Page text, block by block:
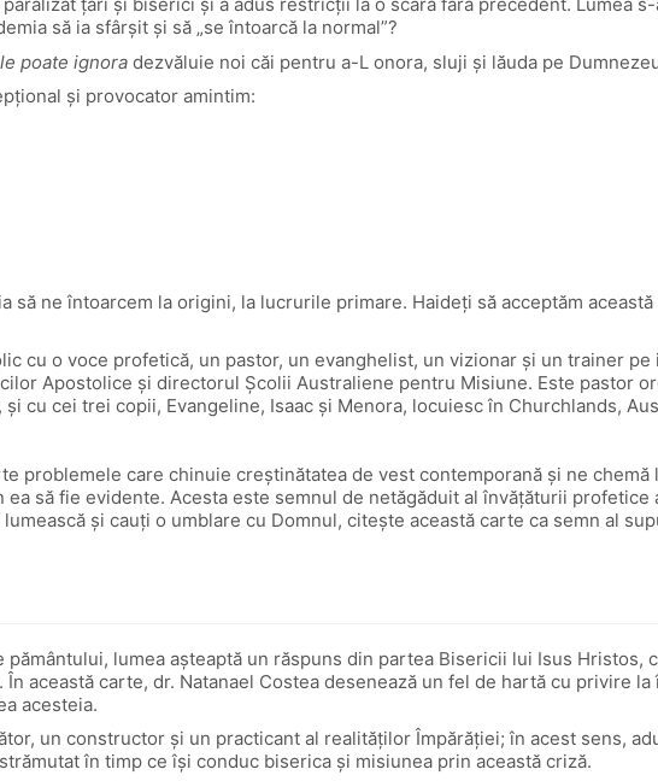
ţări şi biserici şi a adus restricţii la o scară fără precedent. Lumea
să ia sfârşit şi să „se întoarcă la normal”?
poate ignora dezvăluie noi căi pentru a-L onora, sluji şi lăuda pe
şi provocator amintim:
să ne întoarcem la origini, la lucrurile primare. Haideţi să acceptăm
cu o voce profetică, un pastor, un evanghelist, un vizionar şi un trainer
Apostolice şi directorul Şcolii Australiene pentru Misiune. Este pastor
cu cei trei copii, Evangeline, Isaac şi Menora, locuiesc în Churchlands,
problemele care chinuie creștinătatea de vest contemporană și ne
să fie evidente. Acesta este semnul de netăgăduit al învățăturii
și cauți o umblare cu Domnul, citește această carte ca semn al
lumea așteaptă un răspuns din partea Bisericii lui Isus Hristos,
această carte, dr. Natanael Costea desenează un fel de hartă cu privire
acesteia.
un constructor și un practicant al realităților Împărăției; în acest sens,
în timp ce își conduc biserica și misiunea prin această criză.